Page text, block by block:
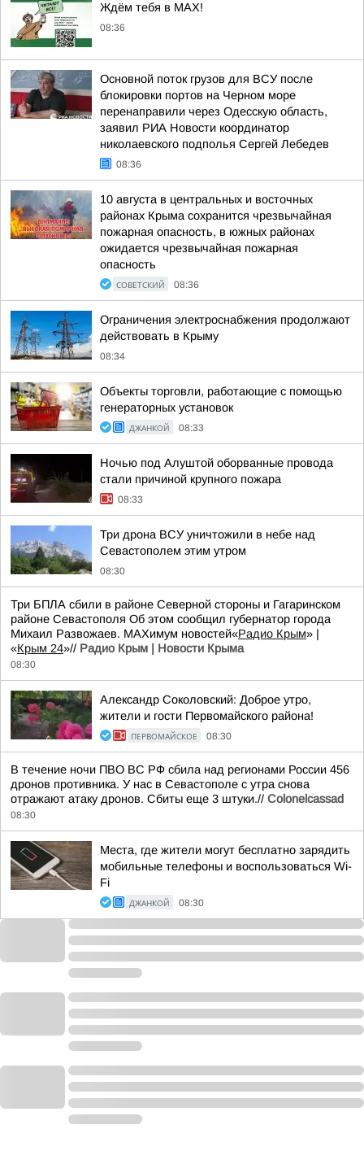
Ждём тебя в MAX!
08:36
Основной поток грузов для ВСУ после
блокировки портов на Черном море
перенаправили через Одесскую область,
заявил РИА Новости координатор
николаевского подполья Сергей Лебедев
08:36
10 августа в центральных и восточных
районах Крыма сохранится чрезвычайная
пожарная опасность, в южных районах
ожидается чрезвычайная пожарная
опасность
СОВЕТСКИЙ 08:36
Ограничения электроснабжения продолжают
действовать в Крыму
08:34
Объекты торговли, работающие с помощью
генераторных установок
ДЖАНКОЙ 08:33
Ночью под Алуштой оборванные провода
стали причиной крупного пожара
08:33
Три дрона ВСУ уничтожили в небе над
Севастополем этим утром
08:30
Три БПЛА сбили в районе Северной стороны и Гагаринском
районе Севастополя Об этом сообщил губернатор города
Михаил Развожаев. MAXимум новостей«Радио Крым» |
«Крым 24»// Радио Крым | Новости Крыма
08:30
Александр Соколовский: Доброе утро,
жители и гости Первомайского района!
ПЕРВОМАЙСКОЕ 08:30
В течение ночи ПВО ВС РФ сбила над регионами России 456
дронов противника. У нас в Севастополе с утра снова
отражают атаку дронов. Сбиты еще 3 штуки.// Colonelcassad
08:30
Места, где жители могут бесплатно зарядить
мобильные телефоны и воспользоваться Wi-
Fi
ДЖАНКОЙ 08:30